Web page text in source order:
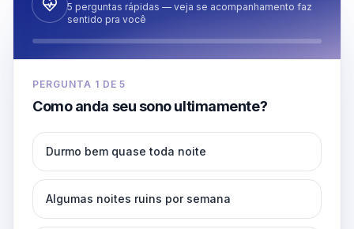
5 perguntas rápidas — veja se acompanhamento faz
sentido pra você
PERGUNTA 1 DE5
Como anda seu sono ultimamente?
Durmo bem quase toda noite
Algumas noites ruins por semana